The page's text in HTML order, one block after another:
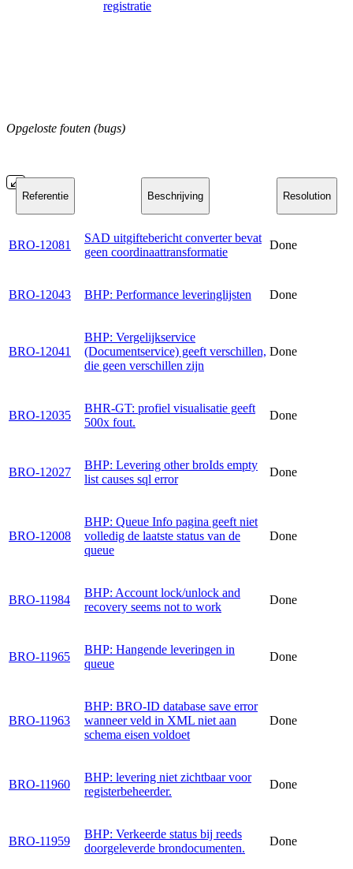
registratie
Opgeloste fouten (bugs)
Referentie Beschrijving Resolution
BRO-12081
SAD uitgiftebericht converter bevat
geen coordinaattransformatie
Done
BRO-12043 BHP: Performance leveringlijsten Done
BRO-12041
BHP: Vergelijkservice
(Documentservice) geeft verschillen,
die geen verschillen zijn
Done
BRO-12035
BHR-GT: profiel visualisatie geeft
500x fout.
Done
BRO-12027
BHP: Levering other broIds empty
list causes sql error
Done
BRO-12008
BHP: Queue Info pagina geeft niet
volledig de laatste status van de
queue
Done
BRO-11984
BHP: Account lock/unlock and
recovery seems not to work
Done
BRO-11965
BHP: Hangende leveringen in
queue
Done
BRO-11963
BHP: BRO-ID database save error
wanneer veld in XML niet aan
schema eisen voldoet
Done
BRO-11960
BHP: levering niet zichtbaar voor
registerbeheerder.
Done
BRO-11959
BHP: Verkeerde status bij reeds
doorgeleverde brondocumenten.
Done